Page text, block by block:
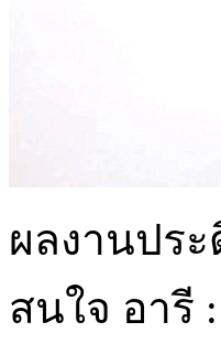
ผลงานปร
สนใจ อารี